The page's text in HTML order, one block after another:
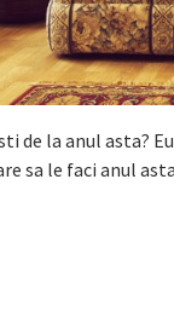
de la anul asta?
sa le faci anul